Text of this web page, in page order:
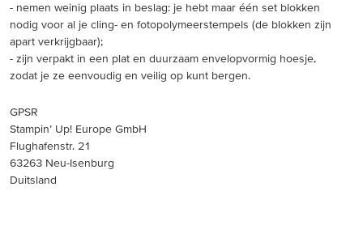
- nemen weinig plaats in beslag: je hebt maar één set blokken
nodig voor al je cling- en fotopolymeerstempels (de blokken zijn
apart verkrijgbaar);
- zijn verpakt in een plat en duurzaam envelopvormig hoesje,
zodat je ze eenvoudig en veilig op kunt bergen.
GPSR
Stampin’ Up! Europe GmbH
Flughafenstr. 21
63263 Neu-Isenburg
Duitsland